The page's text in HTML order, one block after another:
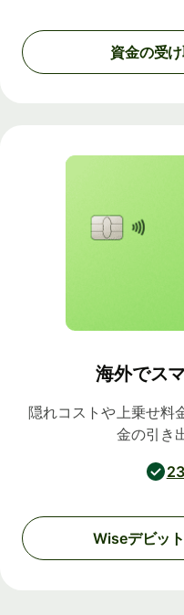
資金の受
海外でス
隠れコストや上乗せ料
金の引き
Wiseデビッ